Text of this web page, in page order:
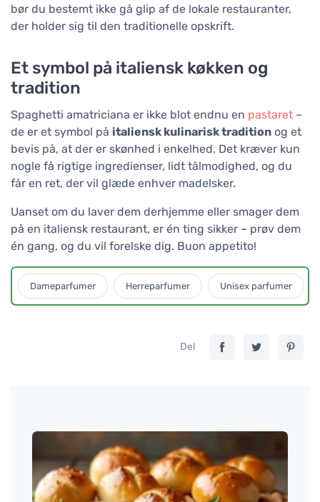
bør du bestemt ikke gå glip af de lokale restauranter,
der holder sig til den traditionelle opskrift.
Et symbol på italiensk køkken og
tradition
Spaghetti amatriciana er ikke blot endnu en pastaret –
de er et symbol på italiensk kulinarisk tradition og et
bevis på, at der er skønhed i enkelhed. Det kræver kun
nogle få rigtige ingredienser, lidt tålmodighed, og du
får en ret, der vil glæde enhver madelsker.
Uanset om du laver dem derhjemme eller smager dem
på en italiensk restaurant, er én ting sikker – prøv dem
én gang, og du vil forelske dig. Buon appetito!
Dameparfumer Herreparfumer Unisex parfumer
Del